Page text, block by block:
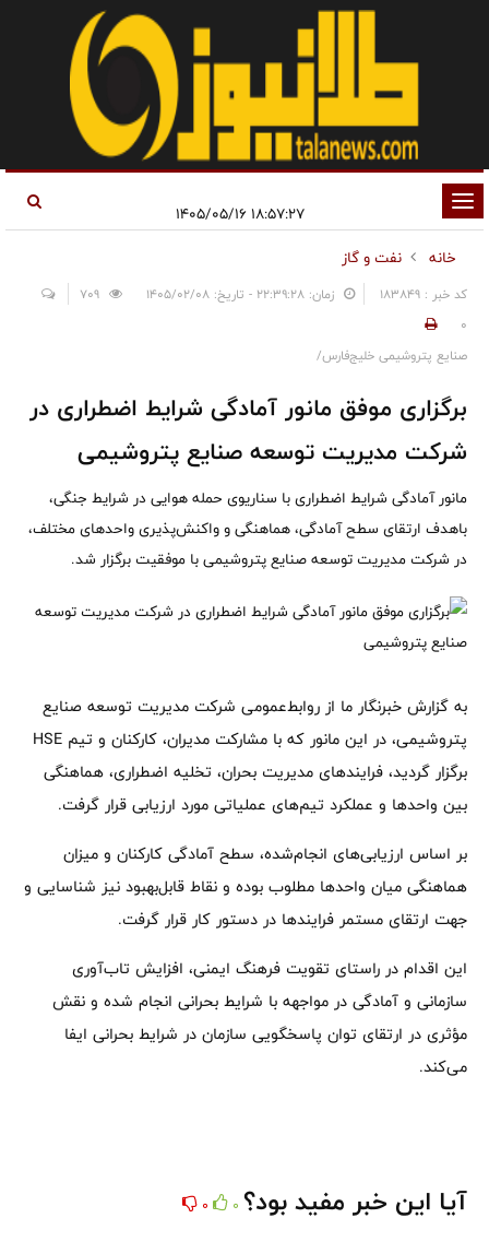
تغییر
وضعیت
ناوبری
۱۸:۵۷:۲۷ ۱۴۰۵/۰۵/۱۶
خانه
نفت و گاز
کد خبر : 183849 زمان: ۲۲:۳۹:۲۸ - تاریخ: ۱۴۰۵/۰۲/۰۸
0
صنایع پتروشیمی خلیج‌فارس/
برگزاری موفق مانور آمادگی شرایط اضطراری در
شرکت مدیریت توسعه صنایع پتروشیمی
مانور آمادگی شرایط اضطراری با سناریوی حمله هوایی در شرایط جنگی،
باهدف ارتقای سطح آمادگی، هماهنگی و واکنش‌پذیری واحدهای مختلف،
در شرکت مدیریت توسعه صنایع پتروشیمی با موفقیت برگزار شد.
به گزارش خبرنگار ما از روابط‌عمومی شرکت مدیریت توسعه صنایع
پتروشیمی، در این مانور که با مشارکت مدیران، کارکنان و تیم HSE
برگزار گردید، فرایندهای مدیریت بحران، تخلیه اضطراری، هماهنگی
بین واحدها و عملکرد تیم‌های عملیاتی مورد ارزیابی قرار گرفت.
بر اساس ارزیابی‌های انجام‌شده، سطح آمادگی کارکنان و میزان
هماهنگی میان واحدها مطلوب بوده و نقاط قابل‌بهبود نیز شناسایی و
جهت ارتقای مستمر فرایندها در دستور کار قرار گرفت.
این اقدام در راستای تقویت فرهنگ ایمنی، افزایش تاب‌آوری
سازمانی و آمادگی در مواجهه با شرایط بحرانی انجام شده و نقش
مؤثری در ارتقای توان پاسخگویی سازمان در شرایط بحرانی ایفا
می‌کند.
آیا این خبر مفید بود؟ 0
0